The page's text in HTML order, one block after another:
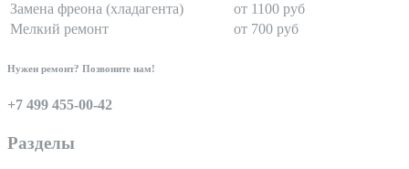
Замена фреона (хладагента)
от 1100 руб
Мелкий ремонт
от 700 руб
Нужен ремонт? Позвоните нам!
+7 499 455-00-42
Разделы